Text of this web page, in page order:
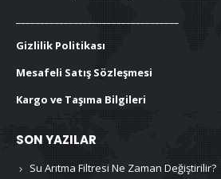
Gizlilik Politikası
Mesafeli Satış Sözleşmesi
Kargo ve Taşıma Bilgileri
SON YAZILAR
Su Arıtma Filtresi Ne Zaman Değiştirilir?